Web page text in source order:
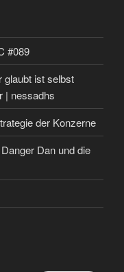
#089
glaubt ist selbst
| nessadhs
der Konzerne
Dan und die